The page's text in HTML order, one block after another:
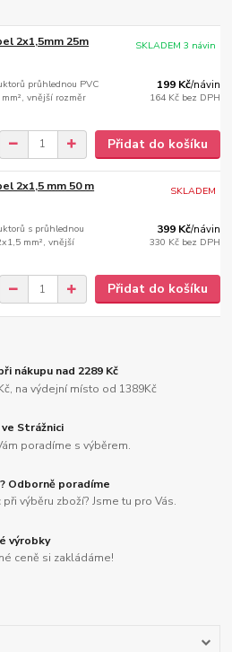
2x1,5mm 25m
průhlednou PVC
vnější rozměr
199 Kč/návin
164 Kč bez DPH
SKLADEM 3 návin
Přidat do košíku
2x1,5 mm 50 m
s průhlednou
mm², vnější
399 Kč/návin
330 Kč bez DPH
SKLADEM
Přidat do košíku
nákupu nad 2289 Kč
na výdejní místo od 1389Kč
Strážnici
poradíme s výběrem.
Odborně poradíme
výběru zboží? Jsme tu pro Vás.
výrobky
ceně si zakládáme!